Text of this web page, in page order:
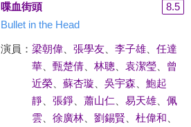
喋血街頭
8.5
Bullet in the Head
演員： 梁朝偉、 張學友、 李子雄、 任達
華、 甄楚倩、 林聰 袁潔瑩、 曾
近榮、 蘇杏璇 吳宇森
鮑起
靜、 張錚、 蕭山仁 易天雄、 佩
雲、 徐廣林、 劉錫賢 杜偉和